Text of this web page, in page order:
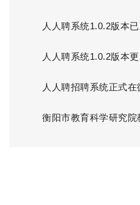
人人聘系统1.0.2版本
人人聘系统1.0.2版本
人人聘招聘系统正式
衡阳市教育科学研究院